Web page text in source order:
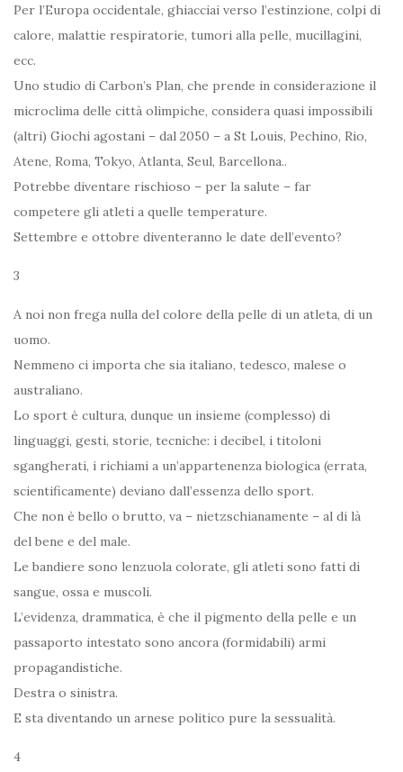
Per l’Europa occidentale, ghiacciai verso l’estinzione, colpi di
calore, malattie respiratorie, tumori alla pelle, mucillagini,
ecc.
Uno studio di Carbon’s Plan, che prende in considerazione il
microclima delle città olimpiche, considera quasi impossibili
(altri) Giochi agostani – dal 2050 – a St Louis, Pechino, Rio,
Atene, Roma, Tokyo, Atlanta, Seul, Barcellona..
Potrebbe diventare rischioso – per la salute – far
competere gli atleti a quelle temperature.
Settembre e ottobre diventeranno le date dell’evento?
3
A noi non frega nulla del colore della pelle di un atleta, di un
uomo.
Nemmeno ci importa che sia italiano, tedesco, malese o
australiano.
Lo sport è cultura, dunque un insieme (complesso) di
linguaggi, gesti, storie, tecniche: i decibel, i titoloni
sgangherati, i richiami a un’appartenenza biologica (errata,
scientificamente) deviano dall’essenza dello sport.
Che non è bello o brutto, va – nietzschianamente – al di là
del bene e del male.
Le bandiere sono lenzuola colorate, gli atleti sono fatti di
sangue, ossa e muscoli.
L’evidenza, drammatica, è che il pigmento della pelle e un
passaporto intestato sono ancora (formidabili) armi
propagandistiche.
Destra o sinistra.
E sta diventando un arnese politico pure la sessualità.
4